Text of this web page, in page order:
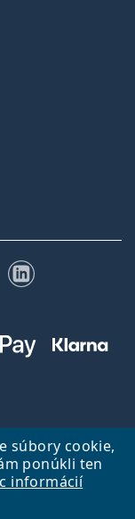
súbory cookie,
ponúkli ten
informácií
LinkedIn